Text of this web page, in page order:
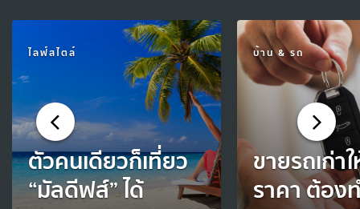
ไลฟ์สไตล์
ตัวคนเดียวก็เที่ยว
“มัลดีฟส์” ได้
บ้าน & รถ
ขายรถเก่า
ราคา ต้อง